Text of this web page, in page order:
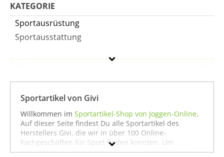
KATEGORIE
Sportausrüstung
Sportausstattung
Preis
Farbe
Sportartikel von Givi
Willkommen im Sportartikel-Shop von Joggen-Online.
Auf dieser Seite findest Du alle Sportartikel des
Herstellers Givi, die wir in über 100 Online-
Fachgeschäften für Sport finden konnten. Um
gezielter zu suchen, kannst Du Dich auch direkt in